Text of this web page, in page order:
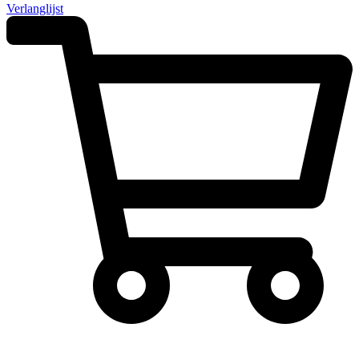
Verlanglijst